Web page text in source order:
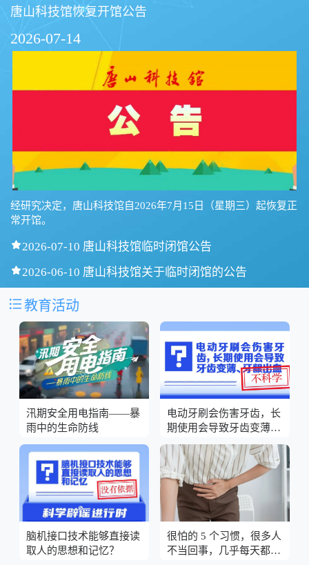
唐山科技馆恢复开馆公告
2026-07-14
经研究决定，唐山科技馆自2026年7月15日（星期三）起恢复正
常开馆。
2026-07-10 唐山科技馆临时闭馆公告
2026-06-10 唐山科技馆关于临时闭馆的公告
教育活动
汛期安全用电指南——暴
雨中的生命防线
电动牙刷会伤害牙齿，长
期使用会导致牙齿变薄、
牙龈出血？
脑机接口技术能够直接读
取人的思想和记忆？
很怕的 5 个习惯，很多人
不当回事，几乎每天都在